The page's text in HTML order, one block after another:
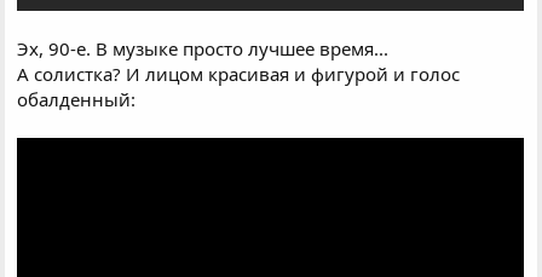
Эх, 90-е. В музыке просто лучшее время...
А солистка? И лицом красивая и фигурой и голос
обалденный: